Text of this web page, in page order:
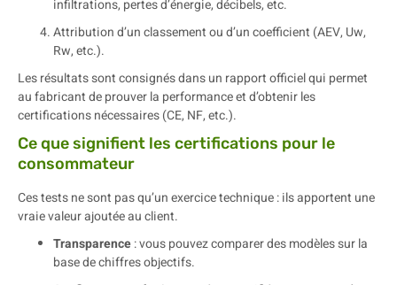
infiltrations, pertes d’énergie, décibels, etc.
Attribution d’un classement ou d’un coefficient (AEV, Uw,
Rw, etc.).
Les résultats sont consignés dans un rapport officiel qui permet
au fabricant de prouver la performance et d’obtenir les
certifications nécessaires (CE, NF, etc.).
Ce que signifient les certifications pour le
consommateur
Ces tests ne sont pas qu’un exercice technique : ils apportent une
vraie valeur ajoutée au client.
Transparence: vous pouvez comparer des modèles sur la
base de chiffres objectifs.